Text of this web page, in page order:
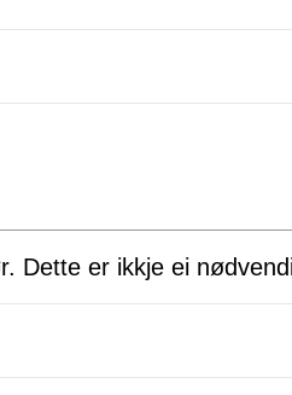
Dette er ikkje ei